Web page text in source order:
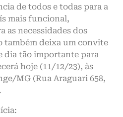
de todos e todas para a
mais funcional,
as necessidades dos
também deixa um convite
dia tão importante para
hoje (11/12/23), às
MG (Rua Araguari 658,